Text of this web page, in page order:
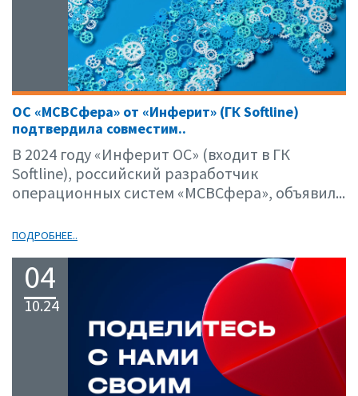
ОС «МСВСфера» от «Инферит» (ГК Softline)
подтвердила совместим..
В 2024 году «Инферит ОС» (входит в ГК
Softline), российский разработчик
операционных систем «МСВСфера», объявил...
ПОДРОБНЕЕ..
04
10.24